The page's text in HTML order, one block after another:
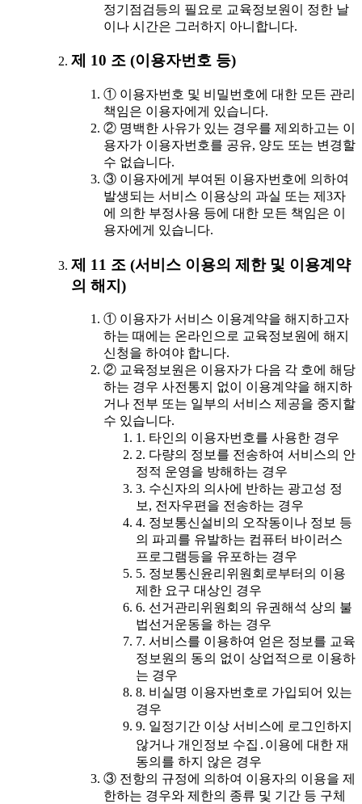
정기점검등의 필요로 교육정보원이 정한 날
이나 시간은 그러하지 아니합니다.
제 10 조 (이용자번호 등)
① 이용자번호 및 비밀번호에 대한 모든 관리
책임은 이용자에게 있습니다.
② 명백한 사유가 있는 경우를 제외하고는 이
용자가 이용자번호를 공유, 양도 또는 변경할
수 없습니다.
③ 이용자에게 부여된 이용자번호에 의하여
발생되는 서비스 이용상의 과실 또는 제3자
에 의한 부정사용 등에 대한 모든 책임은 이
용자에게 있습니다.
제 11 조 (서비스 이용의 제한 및 이용계약
의 해지)
① 이용자가 서비스 이용계약을 해지하고자
하는 때에는 온라인으로 교육정보원에 해지
신청을 하여야 합니다.
② 교육정보원은 이용자가 다음 각 호에 해당
하는 경우 사전통지 없이 이용계약을 해지하
거나 전부 또는 일부의 서비스 제공을 중지할
수 있습니다.
1. 타인의 이용자번호를 사용한 경우
2. 다량의 정보를 전송하여 서비스의 안
정적 운영을 방해하는 경우
3. 수신자의 의사에 반하는 광고성 정
보, 전자우편을 전송하는 경우
4. 정보통신설비의 오작동이나 정보 등
의 파괴를 유발하는 컴퓨터 바이러스
프로그램등을 유포하는 경우
5. 정보통신윤리위원회로부터의 이용
제한 요구 대상인 경우
6. 선거관리위원회의 유권해석 상의 불
법선거운동을 하는 경우
7. 서비스를 이용하여 얻은 정보를 교육
정보원의 동의 없이 상업적으로 이용하
는 경우
8. 비실명 이용자번호로 가입되어 있는
경우
9. 일정기간 이상 서비스에 로그인하지
않거나 개인정보 수집․이용에 대한 재
동의를 하지 않은 경우
③ 전항의 규정에 의하여 이용자의 이용을 제
한하는 경우와 제한의 종류 및 기간 등 구체